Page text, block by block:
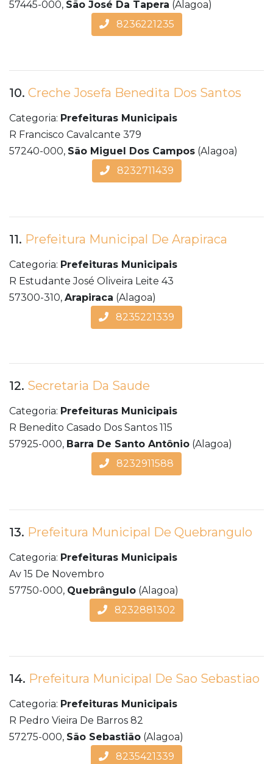
57445-000, São José Da Tapera (Alagoa)
8236221235
10. Creche Josefa Benedita Dos Santos
Categoria: Prefeituras Municipais
R Francisco Cavalcante 379
57240-000, São Miguel Dos Campos (Alagoa)
8232711439
11. Prefeitura Municipal De Arapiraca
Categoria: Prefeituras Municipais
R Estudante José Oliveira Leite 43
57300-310, Arapiraca (Alagoa)
8235221339
12. Secretaria Da Saude
Categoria: Prefeituras Municipais
R Benedito Casado Dos Santos 115
57925-000, Barra De Santo Antônio (Alagoa)
8232911588
13. Prefeitura Municipal De Quebrangulo
Categoria: Prefeituras Municipais
Av 15 De Novembro
57750-000, Quebrângulo (Alagoa)
8232881302
14. Prefeitura Municipal De Sao Sebastiao
Categoria: Prefeituras Municipais
R Pedro Vieira De Barros 82
57275-000, São Sebastião (Alagoa)
8235421339